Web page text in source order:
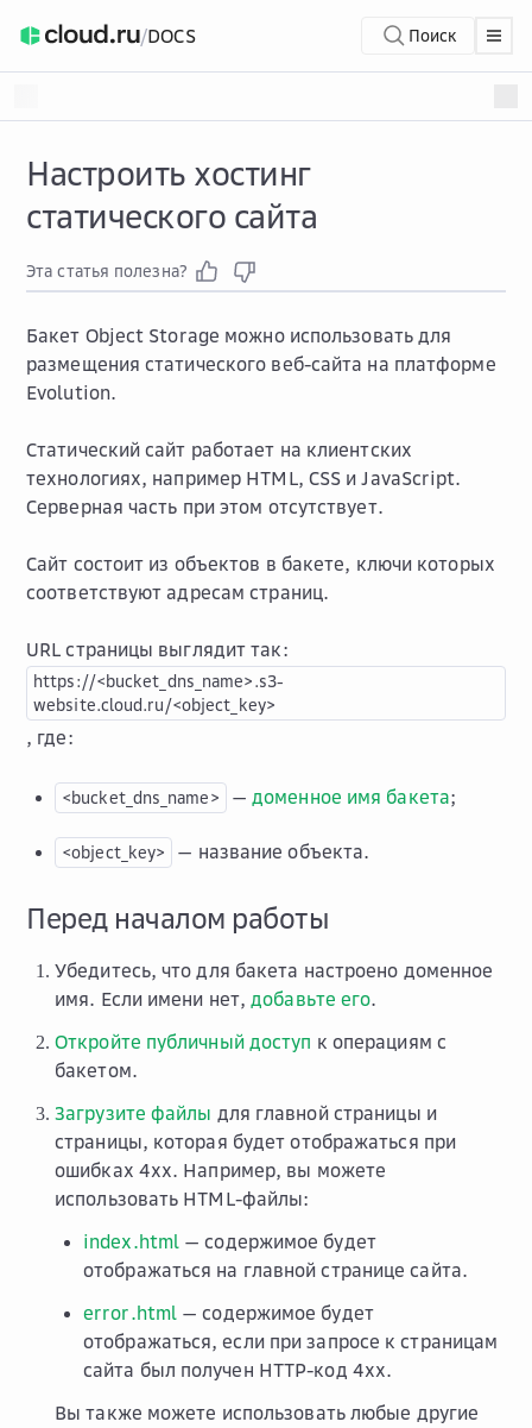
/DOCS Поиск
Настроить хостинг
статического сайта
Эта статья полезна?
Бакет Object Storage можно использовать для
размещения статического веб-сайта на платформе
Evolution.
Статический сайт работает на клиентских
технологиях, например HTML, CSS и JavaScript.
Серверная часть при этом отсутствует.
Сайт состоит из объектов в бакете, ключи которых
соответствуют адресам страниц.
URL страницы выглядит так:
https://<bucket_dns_name>.s3-
website.cloud.ru/<object_key>
, где:
<bucket_dns_name> —доменное имя бакета;
<object_key> — название объекта.
Перед началом работы
Убедитесь, что для бакета настроено доменное
имя. Если имени нет,добавьте его.
Откройте публичный доступ к операциям с
бакетом.
Загрузите файлы для главной страницы и
страницы, которая будет отображаться при
ошибках 4хх. Например, вы можете
использовать HTML-файлы:
index.html — содержимое будет
отображаться на главной странице сайта.
error.html — содержимое будет
отображаться, если при запросе к страницам
сайта был получен HTTP-код 4xx.
Вы также можете использовать любые другие